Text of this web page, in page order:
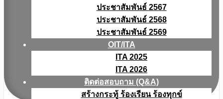
ประชาสัมพันธ์ 2567
ประชาสัมพันธ์ 2568
ประชาสัมพันธ์ 2569
OIT/ITA
ITA 2025
ITA 2026
ติดต่อสอบถาม (Q&A)
สร้างกระทู้ ร้องเรียน ร้องทุกข์